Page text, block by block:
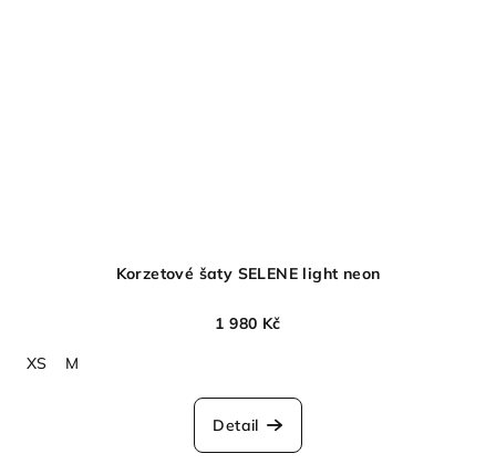
Korzetové šaty SELENE light neon
1 980 Kč
XS
M
Detail